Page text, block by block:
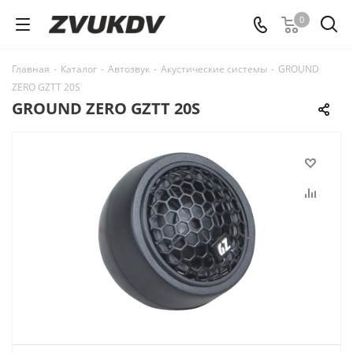
0
Главная - Каталог - Автозвук - Акустические системы - GROUND
ZERO GZTT 20S
GROUND ZERO GZTT 20S